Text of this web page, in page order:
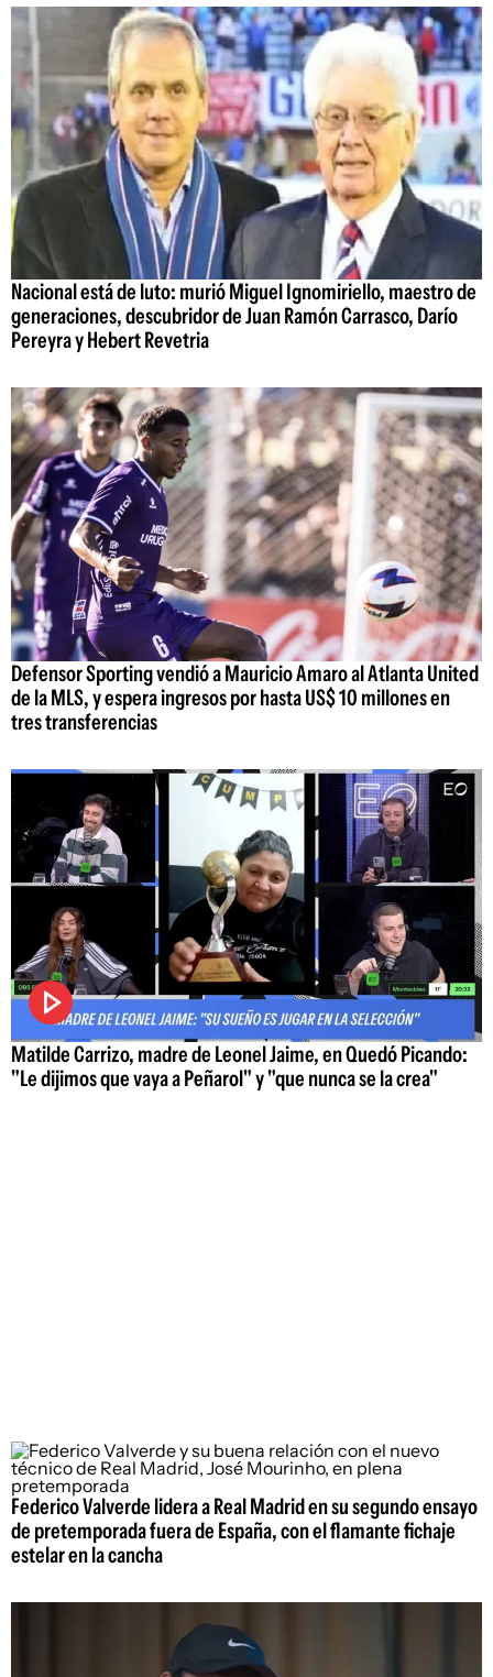
Nacional está de luto: murió Miguel Ignomiriello, maestro de
generaciones, descubridor de Juan Ramón Carrasco, Darío
Pereyra y Hebert Revetria
Defensor Sporting vendió a Mauricio Amaro al Atlanta United
de la MLS, y espera ingresos por hasta US$ 10 millones en
tres transferencias
Matilde Carrizo, madre de Leonel Jaime, en Quedó Picando:
"Le dijimos que vaya a Peñarol" y "que nunca se la crea"
Federico Valverde lidera a Real Madrid en su segundo ensayo
de pretemporada fuera de España, con el flamante fichaje
estelar en la cancha